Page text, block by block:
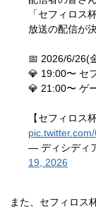
「セフィロス
放送の配信が
📅 2026/6/26(
💎 19:00〜 セ
💎 21:00〜 ゲ
【セフィロス
— ディシディ
19, 2026
また、セフィロス